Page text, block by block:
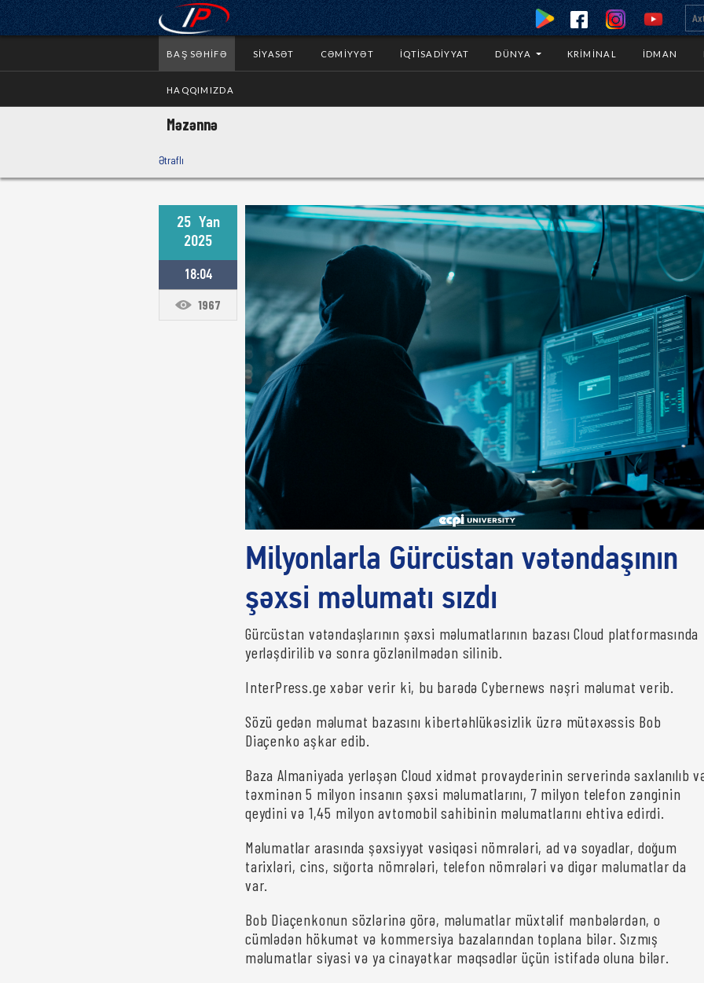
BAŞ SƏHIFƏ SIYASƏT CƏMIYYƏT İQTISADIYYAT DÜNYA KRIMINAL İDMAN
HAQQIMIZDA
Məzənnə
Ətraflı
25 Yan
2025
18:04
1967
Milyonlarla Gürcüstan vətəndaşının
şəxsi məlumatı sızdı
Gürcüstan vətəndaşlarının şəxsi məlumatlarının bazası Cloud platformasında
yerləşdirilib və sonra gözlənilmədən silinib.
InterPress.ge xəbər verir ki, bu barədə Cybernews nəşri məlumat verib.
Sözü gedən məlumat bazasını kibertəhlükəsizlik üzrə mütəxəssis Bob
Diaçenko aşkar edib.
Baza Almaniyada yerləşən Cloud xidmət provayderinin serverində saxlanılıb
təxminən 5 milyon insanın şəxsi məlumatlarını, 7 milyon telefon zənginin
qeydini və 1,45 milyon avtomobil sahibinin məlumatlarını ehtiva edirdi.
Məlumatlar arasında şəxsiyyət vəsiqəsi nömrələri, ad və soyadlar, doğum
tarixləri, cins, sığorta nömrələri, telefon nömrələri və digər məlumatlar da
var.
Bob Diaçenkonun sözlərinə görə, məlumatlar müxtəlif mənbələrdən, o
cümlədən hökumət və kommersiya bazalarından toplana bilər. Sızmış
məlumatlar siyasi və ya cinayətkar məqsədlər üçün istifadə oluna bilər.